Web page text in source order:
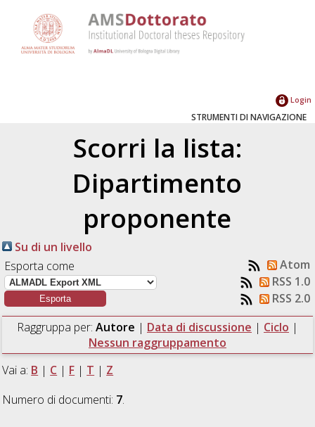
Login
STRUMENTI DI NAVIGAZIONE
Scorri la lista:
Dipartimento
proponente
Su di un livello
Esporta come
Atom
RSS 1.0
RSS 2.0
Raggruppa per: Autore | Data di discussione | Ciclo |
Nessun raggruppamento
Vai a: B | C | F | T | Z
Numero di documenti: 7.